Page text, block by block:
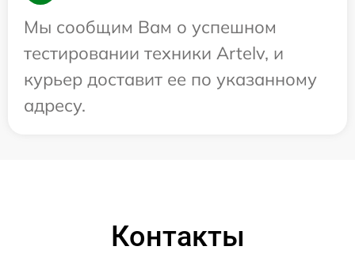
Мы сообщим Вам о успешном
тестировании техники Artelv, и
курьер доставит ее по указанному
адресу.
Контакты